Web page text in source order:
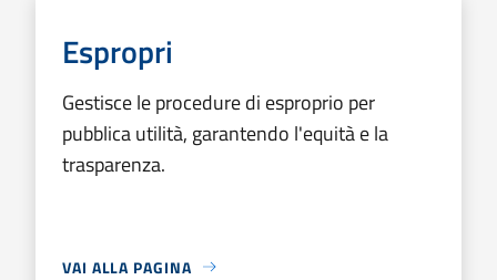
Espropri
Gestisce le procedure di esproprio per
pubblica utilità, garantendo l'equità e la
trasparenza.
VAI ALLA PAGINA